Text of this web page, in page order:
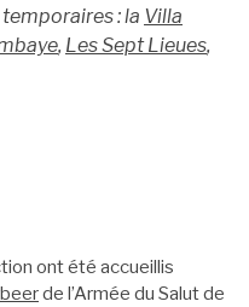
: la Villa
, Les Sept Lieues,
ont été accueillis
de l’Armée du Salut de